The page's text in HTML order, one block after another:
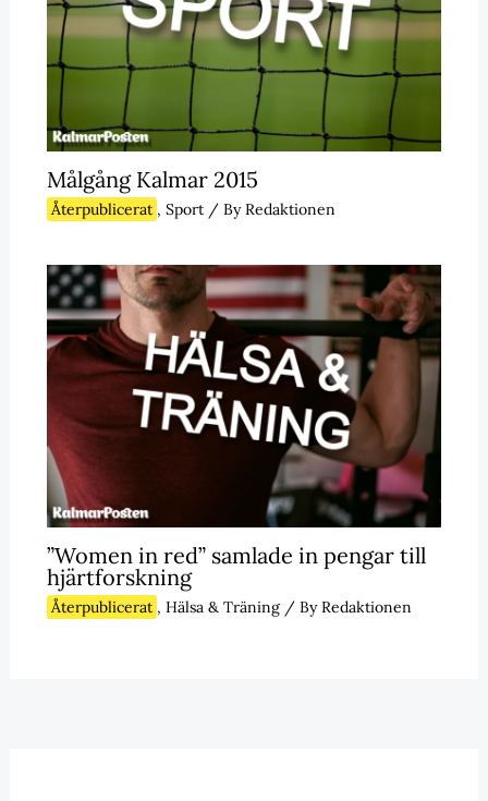
Målgång Kalmar 2015
Återpublicerat , Sport/ ByRedaktionen
”Women in red” samlade in pengar till
hjärtforskning
Återpublicerat , Hälsa & Träning/ ByRedaktionen